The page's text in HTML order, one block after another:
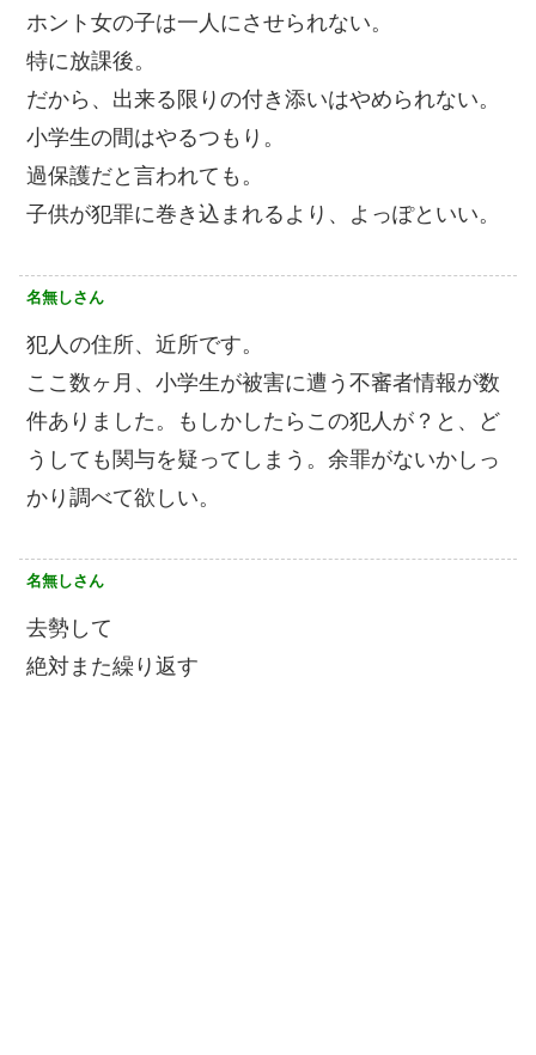
ホント女の子は一人にさせられない。
特に放課後。
だから、出来る限りの付き添いはやめられない。
小学生の間はやるつもり。
過保護だと言われても。
子供が犯罪に巻き込まれるより、よっぽといい。
名無しさん
犯人の住所、近所です。
ここ数ヶ月、小学生が被害に遭う不審者情報が数
件ありました。もしかしたらこの犯人が？と、ど
うしても関与を疑ってしまう。余罪がないかしっ
かり調べて欲しい。
名無しさん
去勢して
絶対また繰り返す